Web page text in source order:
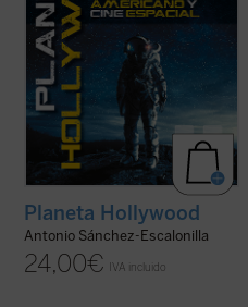
Planeta Hollywood
Antonio Sánchez-Escalonilla
24,00€ IVA incluido